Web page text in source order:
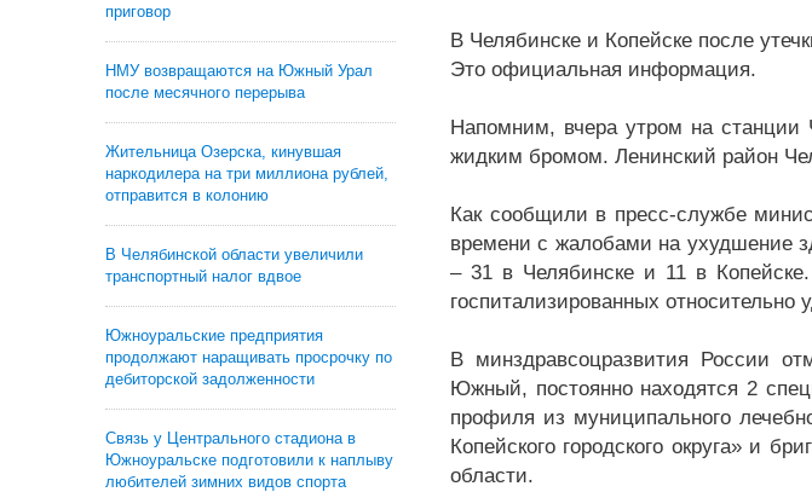
приговор
НМУ возвращаются на Южный Урал
после месячного перерыва
Жительница Озерска, кинувшая
наркодилера на три миллиона рублей,
отправится в колонию
В Челябинской области увеличили
транспортный налог вдвое
Южноуральские предприятия
продолжают наращивать просрочку по
дебиторской задолженности
Связь у Центрального стадиона в
Южноуральске подготовили к наплыву
любителей зимних видов спорта
В Челябинске и Копейске после
Это официальная информация.
Напомним, вчера утром на станции
жидким бромом. Ленинский район
Как сообщили в пресс-службе
времени с жалобами на ухудшение
– 31 в Челябинске и 11 в
госпитализированных относительно
В минздравсоцразвития России
Южный, постоянно находятся 2
профиля из муниципального
Копейского городского округа» и
области.